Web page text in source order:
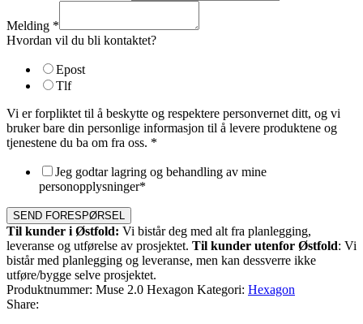
Melding *
Hvordan vil du bli kontaktet?
Epost
Tlf
Vi er forpliktet til å beskytte og respektere personvernet ditt, og vi
bruker bare din personlige informasjon til å levere produktene og
tjenestene du ba om fra oss. *
Jeg godtar lagring og behandling av mine
personopplysninger*
SEND FORESPØRSEL
Til kunder i Østfold: Vi bistår deg med alt fra planlegging,
leveranse og utførelse av prosjektet. Til kunder utenfor Østfold: Vi
bistår med planlegging og leveranse, men kan dessverre ikke
utføre/bygge selve prosjektet.
Produktnummer: Muse 2.0 Hexagon Kategori: Hexagon
Share: